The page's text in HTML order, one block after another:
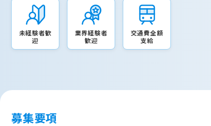
未経験者歓
迎
業界経験者
歓迎
交通費全額
支給
募集要項